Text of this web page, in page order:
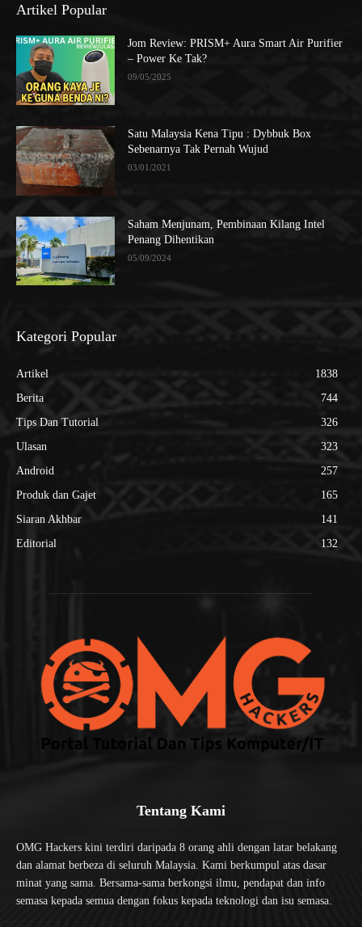
Artikel Popular
Jom Review: PRISM+ Aura Smart Air Purifier
– Power Ke Tak?
09/05/2025
Satu Malaysia Kena Tipu : Dybbuk Box
Sebenarnya Tak Pernah Wujud
03/01/2021
Saham Menjunam, Pembinaan Kilang Intel
Penang Dihentikan
05/09/2024
Kategori Popular
Artikel
1838
Berita
744
Tips Dan Tutorial
326
Ulasan
323
Android
257
Produk dan Gajet
165
Siaran Akhbar
141
Editorial
132
Tentang Kami
OMG Hackers kini terdiri daripada 8 orang ahli dengan latar belakang
dan alamat berbeza di seluruh Malaysia. Kami berkumpul atas dasar
minat yang sama. Bersama-sama berkongsi ilmu, pendapat dan info
semasa kepada semua dengan fokus kepada teknologi dan isu semasa.